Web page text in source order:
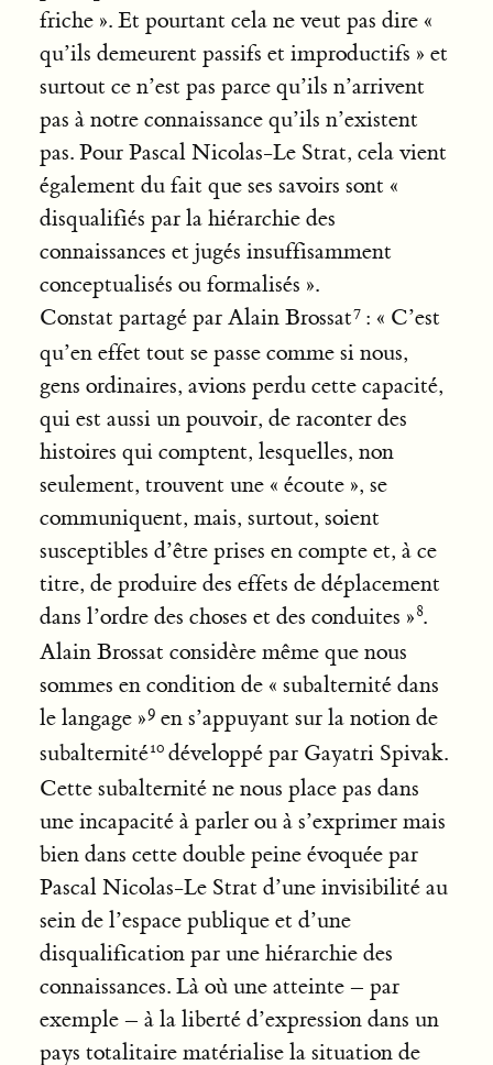
friche ». Et pourtant cela ne veut pas dire «
qu’ils demeurent passifs et improductifs » et
surtout ce n’est pas parce qu’ils n’arrivent
pas à notre connaissance qu’ils n’existent
pas. Pour Pascal Nicolas-Le Strat, cela vient
également du fait que ses savoirs sont «
disqualifiés par la hiérarchie des
connaissances et jugés insuffisamment
conceptualisés ou formalisés ».
Constat partagé par Alain Brossat : « C’est
qu’en effet tout se passe comme si nous,
gens ordinaires, avions perdu cette capacité,
qui est aussi un pouvoir, de raconter des
histoires qui comptent, lesquelles, non
seulement, trouvent une « écoute », se
communiquent, mais, surtout, soient
susceptibles d’être prises en compte et, à ce
titre, de produire des effets de déplacement
dans l’ordre des choses et des conduites » .
Alain Brossat considère même que nous
sommes en condition de « subalternité dans
le langage » en s’appuyant sur la notion de
subalternité développé par Gayatri Spivak.
Cette subalternité ne nous place pas dans
une incapacité à parler ou à s’exprimer mais
bien dans cette double peine évoquée par
Pascal Nicolas-Le Strat d’une invisibilité au
sein de l’espace publique et d’une
disqualification par une hiérarchie des
connaissances. Là où une atteinte – par
exemple – à la liberté d’expression dans un
pays totalitaire matérialise la situation de